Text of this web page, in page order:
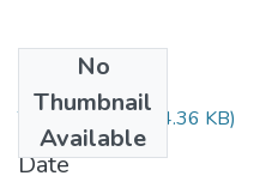
No
Thumbnail
Available
TCC Final.pdf(514.36 KB)
Date